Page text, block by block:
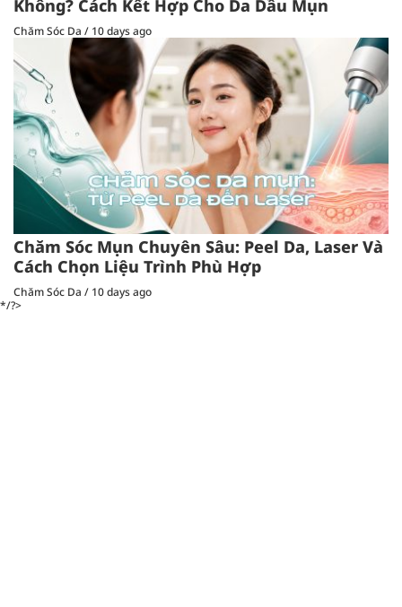
Không? Cách Kết Hợp Cho Da Dầu Mụn
Chăm Sóc Da / 10 days ago
Chăm Sóc Mụn Chuyên Sâu: Peel Da, Laser Và
Cách Chọn Liệu Trình Phù Hợp
Chăm Sóc Da / 10 days ago
*/?>